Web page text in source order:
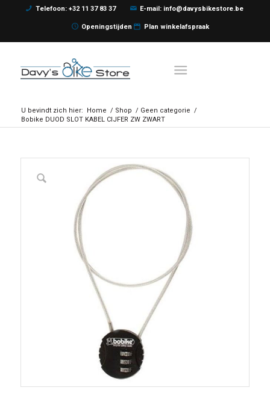
Telefoon: +32 11 37 83 37 E-mail: info@davysbikestore.be
Openingstijden Plan winkelafspraak
U bevindt zich hier: Home / Shop / Geen categorie /
Bobike DUOD SLOT KABEL CIJFER ZW ZWART